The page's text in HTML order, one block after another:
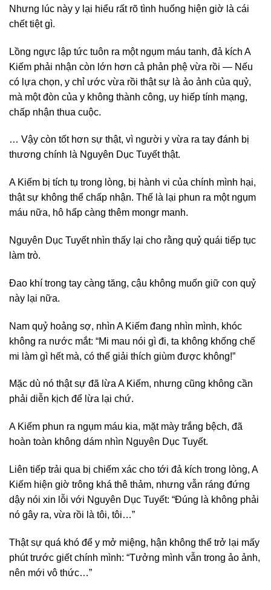
Nhưng lúc này y lại hiểu rất rõ tình huống hiện giờ là cái
chết tiệt gì.
Lồng ngực lập tức tuôn ra một ngụm máu tanh, đả kích A
Kiếm phải nhận còn lớn hơn cả phản phệ vừa rồi — Nếu
có lựa chọn, y chỉ ước vừa rồi thật sự là ảo ảnh của quỷ,
mà một đòn của y không thành công, uy hiếp tính mạng,
chấp nhận thua cuộc.
… Vậy còn tốt hơn sự thật, vì người y vừa ra tay đánh bị
thương chính là Nguyên Dục Tuyết thật.
A Kiếm bị tích tụ trong lòng, bị hành vi của chính mình hại,
thật sự không thể chấp nhận. Thế là lại phun ra một ngụm
máu nữa, hô hấp càng thêm mongr manh.
Nguyên Dục Tuyết nhìn thấy lại cho rằng quỷ quái tiếp tục
làm trò.
Đao khí trong tay càng tăng, cậu không muốn giữ con quỷ
này lại nữa.
Nam quỷ hoảng sợ, nhìn A Kiếm đang nhìn mình, khóc
không ra nước mắt: “Mi mau nói gì đi, ta không khống chế
mi làm gì hết mà, có thể giải thích giùm được không!”
Mặc dù nó thật sự đã lừa A Kiếm, nhưng cũng không cần
phải diễn kịch để lừa lại chứ.
A Kiếm phun ra ngụm máu kia, mặt mày trắng bệch, đã
hoàn toàn không dám nhìn Nguyên Dục Tuyết.
Liên tiếp trải qua bị chiếm xác cho tới đả kích trong lòng, A
Kiếm hiện giờ trông khá thê thảm, nhưng vẫn ráng đứng
dậy nói xin lỗi với Nguyên Dục Tuyết: “Đúng là không phải
nó gây ra, vừa rồi là tôi, tôi…”
Thật sự quá khó để y mở miệng, hận không thể trở lại mấy
phút trước giết chính mình: “Tưởng mình vẫn trong ảo ảnh,
nên mới vô thức…”